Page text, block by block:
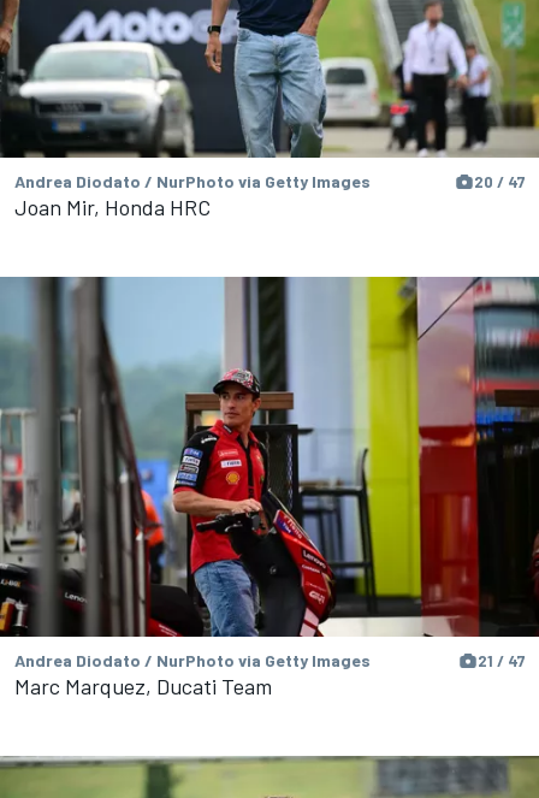
Andrea Diodato / NurPhoto via Getty Images 20 / 47
Joan Mir, Honda HRC
Andrea Diodato / NurPhoto via Getty Images 21 / 47
Marc Marquez, Ducati Team